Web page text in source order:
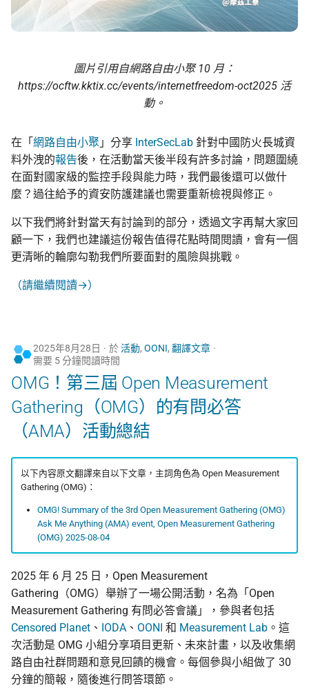
圖片引用自網路自由小聚 10 月：
https://ocftw.kktix.cc/events/internetfreedom-oct2025 活
動。
在「網路自由小聚 」分享 InterSecLab 針對中國防火長城資
料外洩的報告後，在活動當天後半段有許多討論，問題圍繞
在面對國家級的監控手段與能力時，我們最後還可以做什
麼？過往給予的資安防護建議也需要重新檢視與修正。
以下我們將針對當天有討論到的部分，透過文字再幫大家回
顧一下，我們也建議這份報告值得花點時間閱讀，會有一個
更清晰的輪廓勾勒我們所要面對的風險與挑戰。
（請繼續閱讀→）
2025年8月28日 於活動, OONI, 翻譯文章
需要 5 分鐘閱讀時間
OMG！第三屆 Open Measurement
Gathering（OMG）的有問必答
（AMA）活動總結
以下內容原文翻譯來自以下文章，主詞角色為 Open Measurement
Gathering (OMG)：
OMG! Summary of the 3rd Open Measurement Gathering (OMG)
Ask Me Anything (AMA) event, Open Measurement Gathering
(OMG) 2025-08-04
2025 年 6 月 25 日，Open Measurement
Gathering（OMG）舉辦了一場公開活動，名為「Open
Measurement Gathering 有問必答會議」，參與者包括
Censored Planet 、 IODA 、 OONI 和 Measurement Lab 。這
次活動是 OMG 小組分享項目更新、未來計畫，以及收集網
路自由社群問題和意見回饋的機會。每個參與小組做了 30
分鐘的簡報，隨後進行問答環節。